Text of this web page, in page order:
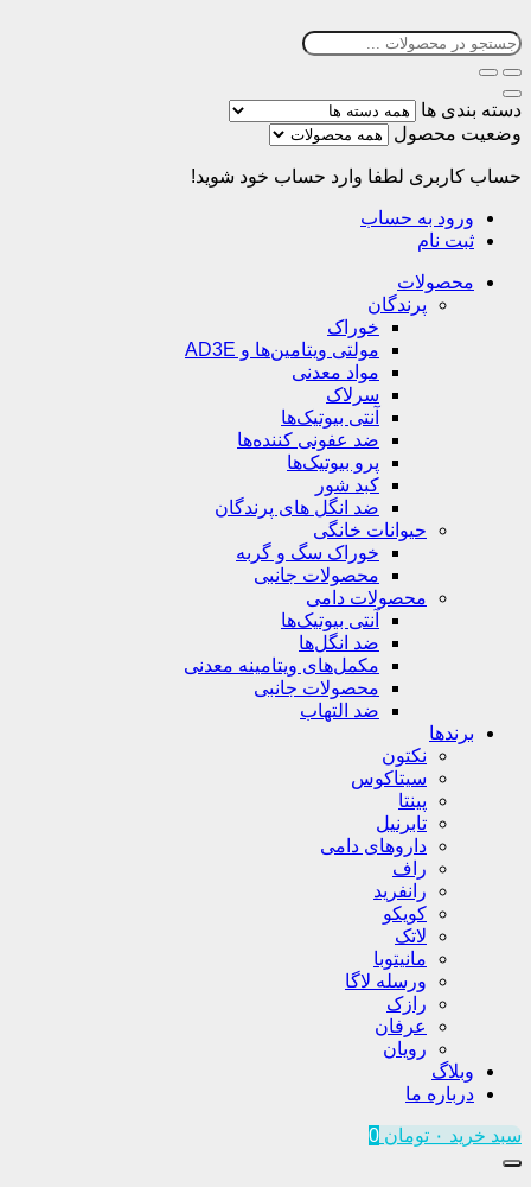
دسته بندی ها
وضعیت محصول
حساب کاربری لطفا وارد حساب خود شوید!
ورود به حساب
ثبت نام
محصولات
پرندگان
خوراک
مولتی ویتامین‌ها و AD3E
مواد معدنی
سرلاک
آنتی بیوتیک‌ها
ضد عفونی کننده‌ها
پرو بیوتیک‌ها
کبد شور
ضد انگل های پرندگان
حیوانات خانگی
خوراک سگ و گربه
محصولات جانبی
محصولات دامی
آنتی بیوتیک‌ها
ضد انگل‌ها
مکمل‌های ویتامینه معدنی
محصولات جانبی
ضد التهاب
برندها
نکتون
سیتاکوس
پینتا
تابرنیل
داروهای دامی
راف
رانفرید
کویکو
لاتک
مانیتوبا
ورسله لاگا
رازک
عرفان
رویان
وبلاگ
درباره ما
سبد خرید ۰ تومان 0